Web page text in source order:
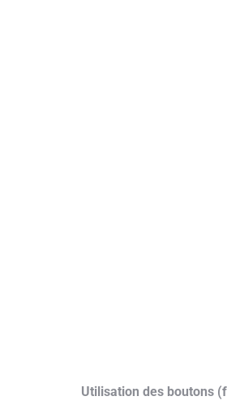
Utilisation des boutons